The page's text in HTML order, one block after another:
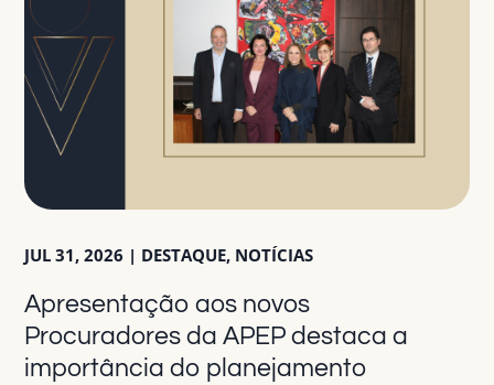
Apresentação aos novos
Procuradores da APEP destaca a
importância do planejamento
JUL 31, 2026 | DESTAQUE, NOTÍCIAS